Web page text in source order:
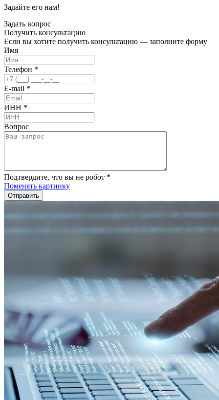
Задайте его нам!
Задать вопрос
Получить консультацию
Если вы хотите получить консультацию — заполните форму
Имя
Телефон *
E-mail *
ИНН *
Вопрос
Подтвердите, что вы не робот *
Поменять картинку